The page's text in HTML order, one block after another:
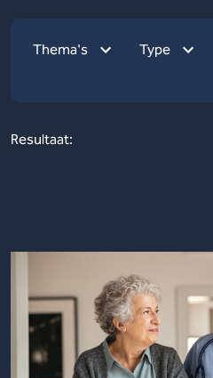
Thema's Type
Resultaat: